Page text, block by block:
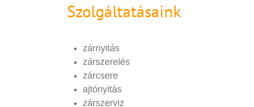
Szolgáltatásaink
zárnyitás
zárszerelés
zárcsere
ajtónyitás
zárszerviz